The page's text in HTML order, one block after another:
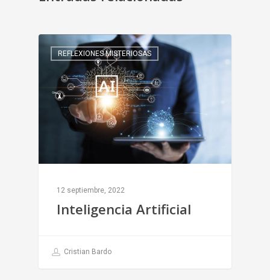
REFLEXIONES MISTERIOSAS
12 septiembre, 2022
Inteligencia Artificial
Cristian Bardo